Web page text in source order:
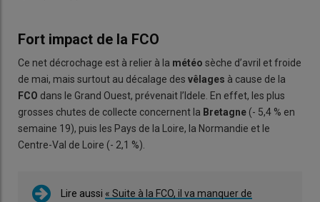
Fort impact de la FCO
Ce net décrochage est à relier à la météo sèche d’avril et froide
de mai, mais surtout au décalage des vêlages à cause de la
FCO dans le Grand Ouest, prévenait l’Idele. En effet, les plus
grosses chutes de collecte concernent la Bretagne (- 5,4 % en
semaine 19), puis les Pays de la Loire, la Normandie et le
Centre-Val de Loire (- 2,1 %).
Lire aussi « Suite à la FCO, il va manquer de